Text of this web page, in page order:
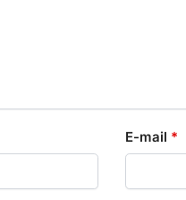
E-mail *